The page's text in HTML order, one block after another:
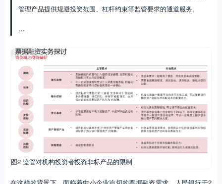
管理产品提供规避投资范围、杠杆约束等监管要求的通道服务。
…
图2 监管对机构投资者投资非标产品的限制
在这样的背景下，面临着中小企业迫切的票据融资需求，人民银行于2